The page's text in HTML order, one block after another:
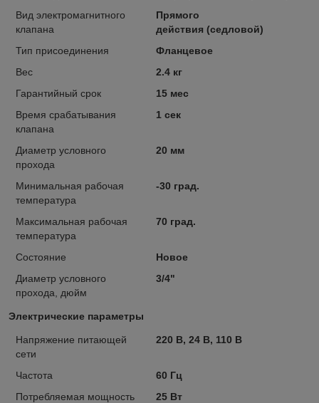
Вид электромагнитного
клапана
Прямого
действия (седловой)
Тип присоединения
Фланцевое
Вес
2.4 кг
Гарантийный срок
15 мес
Время срабатывания
клапана
1 сек
Диаметр условного
прохода
20 мм
Минимальная рабочая
температура
-30 град.
Максимальная рабочая
температура
70 град.
Состояние
Новое
Диаметр условного
прохода, дюйм
3/4"
Электрические параметры
Напряжение питающей
сети
220 В, 24 В, 110 В
Частота
60 Гц
Потребляемая мощность
25 Вт